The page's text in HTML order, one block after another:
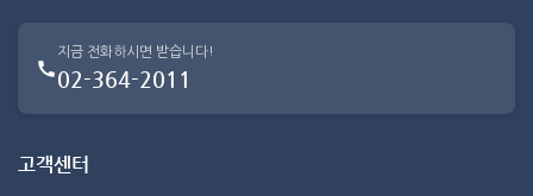
지금 전화하시면 받습니다!
02-364-2011
고객센터